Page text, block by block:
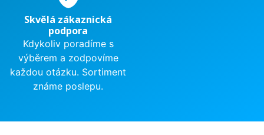
Skvělá zákaznická
podpora
Kdykoliv poradíme s
výběrem a zodpovíme
každou otázku. Sortiment
známe poslepu.